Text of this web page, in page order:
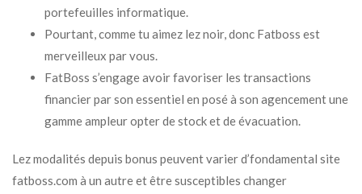
portefeuilles informatique.
Pourtant, comme tu aimez lez noir, donc Fatboss est
merveilleux par vous.
FatBoss s’engage avoir favoriser les transactions
financier par son essentiel en posé à son agencement une
gamme ampleur opter de stock et de évacuation.
Lez modalités depuis bonus peuvent varier d’fondamental site
fatboss.com à un autre et être susceptibles changer